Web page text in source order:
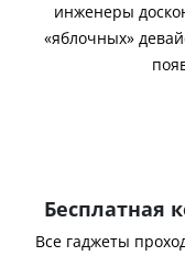
инженеры
«яблочных»
Бесплатная
Все гаджеты